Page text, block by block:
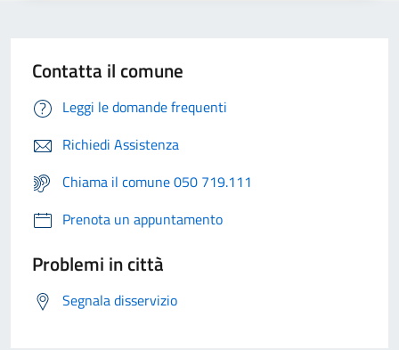
Contatta il comune
Leggi le domande frequenti
Richiedi Assistenza
Chiama il comune 050 719.111
Prenota un appuntamento
Problemi in città
Segnala disservizio